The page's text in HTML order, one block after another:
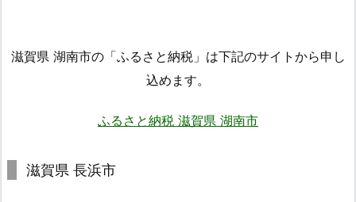
滋賀県 湖南市の「ふるさと納税」は下記のサイトから申し
込めます。
ふるさと納税 滋賀県 湖南市
滋賀県 長浜市